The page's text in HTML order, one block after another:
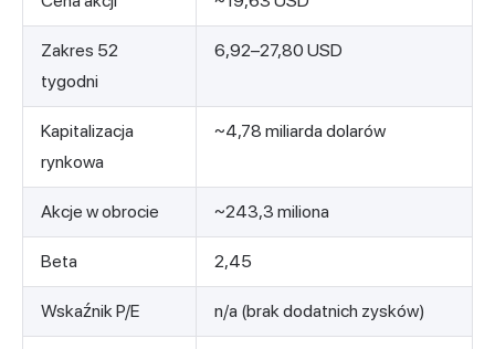
Zakres 52
tygodni
6,92–27,80 USD
Kapitalizacja
rynkowa
~4,78 miliarda dolarów
Akcje w obrocie ~243,3 miliona
Beta 2,45
Wskaźnik P/E n/a (brak dodatnich zysków)